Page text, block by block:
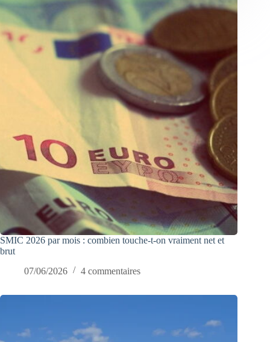
SMIC 2026 par mois : combien touche-t-on vraiment net et
brut
07/06/2026
4 commentaires